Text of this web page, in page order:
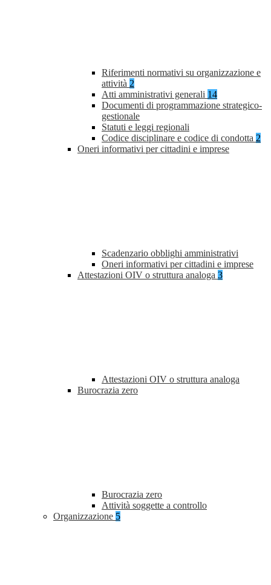
Riferimenti normativi su organizzazione e
attività 2
Atti amministrativi generali 14
Documenti di programmazione strategico-
gestionale
Statuti e leggi regionali
Codice disciplinare e codice di condotta 2
Oneri informativi per cittadini e imprese
Scadenzario obblighi amministrativi
Oneri informativi per cittadini e imprese
Attestazioni OIV o struttura analoga 3
Attestazioni OIV o struttura analoga
Burocrazia zero
Burocrazia zero
Attività soggette a controllo
Organizzazione 5